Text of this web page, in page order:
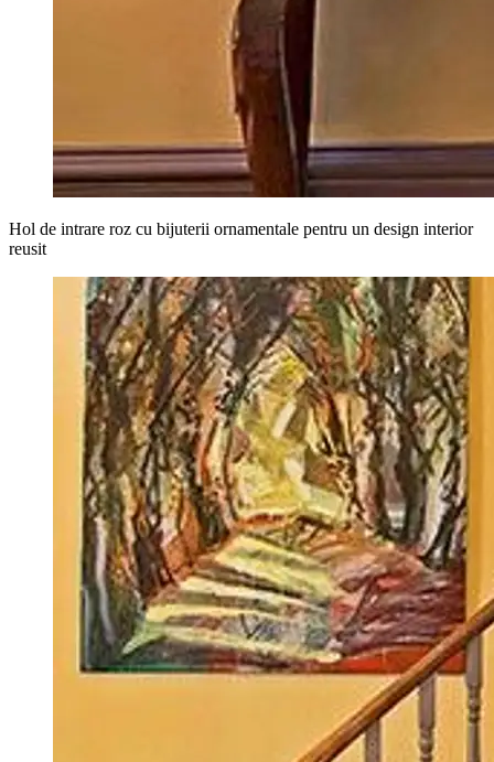
Hol de intrare roz cu bijuterii ornamentale pentru un design interior
reusit